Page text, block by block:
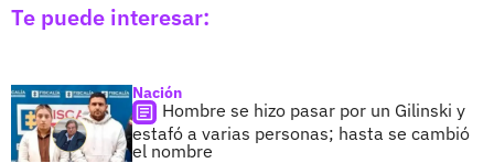
Te puede interesar:
Nación
Hombre se hizo pasar por un Gilinski y
estafó a varias personas; hasta se cambió
el nombre